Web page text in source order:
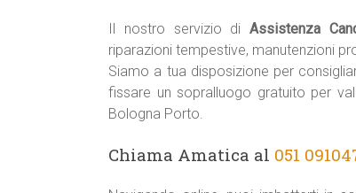
Il nostro servizio diAssistenza
riparazioni tempestive, manutenzioni
Siamo a tua disposizione per
fissare un sopralluogo gratuito per
Bologna Porto.
Chiama Amatica al 051